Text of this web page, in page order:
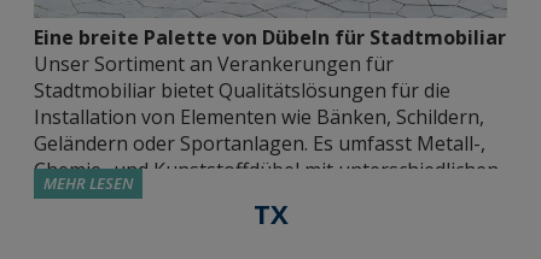
Eine breite Palette von Dübeln für Stadtmobiliar
Unser Sortiment an Verankerungen für
Stadtmobiliar bietet Qualitätslösungen für die
Installation von Elementen wie Bänken, Schildern,
Geländern oder Sportanlagen. Es umfasst Metall-,
Chemie- und Kunststoffdübel mit unterschiedlichen
Zulassungen, Materialien und Größen, so dass der
Installateur für jede Anwendung die am besten
MEHR LESEN
TX